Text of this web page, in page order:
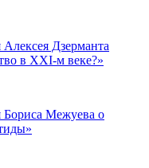
Дзерманта
в XXI-м веке?»
Бориса Межуева о